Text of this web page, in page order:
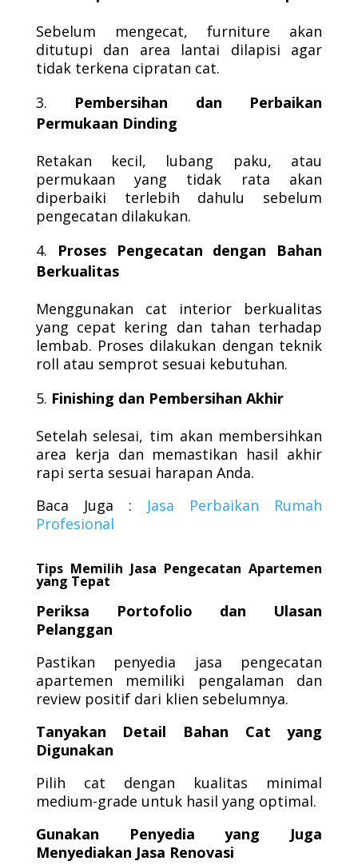
Sebelum mengecat, furniture akan
ditutupi dan area lantai dilapisi agar
tidak terkena cipratan cat.
Pembersihan dan Perbaikan
Permukaan Dinding
Retakan kecil, lubang paku, atau
permukaan yang tidak rata akan
diperbaiki terlebih dahulu sebelum
pengecatan dilakukan.
Proses Pengecatan dengan Bahan
Berkualitas
Menggunakan cat interior berkualitas
yang cepat kering dan tahan terhadap
lembab. Proses dilakukan dengan teknik
roll atau semprot sesuai kebutuhan.
Finishing dan Pembersihan Akhir
Setelah selesai, tim akan membersihkan
area kerja dan memastikan hasil akhir
rapi serta sesuai harapan Anda.
Baca Juga : Jasa Perbaikan Rumah
Profesional
Tips Memilih Jasa Pengecatan Apartemen
yang Tepat
Periksa Portofolio dan Ulasan
Pelanggan
Pastikan penyedia jasa pengecatan
apartemen memiliki pengalaman dan
review positif dari klien sebelumnya.
Tanyakan Detail Bahan Cat yang
Digunakan
Pilih cat dengan kualitas minimal
medium-grade untuk hasil yang optimal.
Gunakan Penyedia yang Juga
Menyediakan Jasa Renovasi